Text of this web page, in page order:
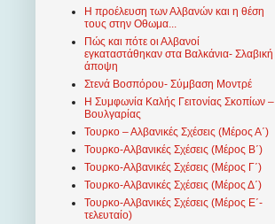
Η προέλευση των Αλβανών και η θέση
τους στην Οθωμα...
Πώς και πότε οι Αλβανοί
εγκαταστάθηκαν στα Βαλκάνια- Σλαβική
άποψη
Στενά Βοσπόρου- Σύμβαση Μοντρέ
Η Συμφωνία Καλής Γειτονίας Σκοπίων –
Βουλγαρίας
Τουρκο – Αλβανικές Σχέσεις (Mέρος Α΄)
Τουρκο-Αλβανικές Σχέσεις (Μέρος Β΄)
Τουρκο-Αλβανικές Σχέσεις (Μέρος Γ΄)
Τουρκο-Αλβανικές Σχέσεις (Μέρος Δ΄)
Τουρκο-Αλβανικές Σχέσεις (Μέρος Ε΄-
τελευταίο)